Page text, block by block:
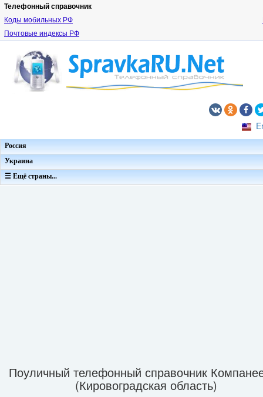
Телефонный справочник
Коды мобильных РФ
Почтовые индексы РФ
Россия
Украина
☰ Ещё страны...
Поуличный телефонный справочник
(Кировоградская область)